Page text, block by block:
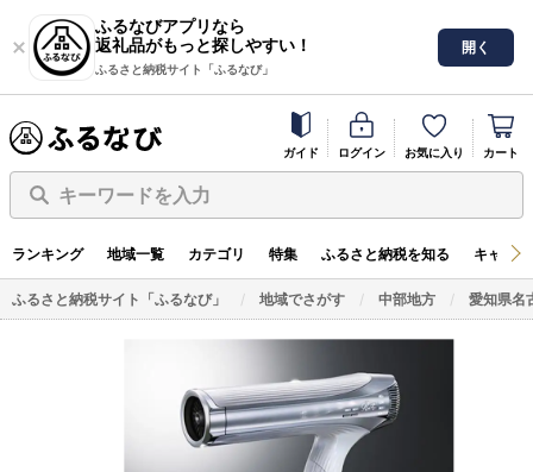
ふるなびアプリなら
返礼品がもっと探しやすい！
ふるさと納税サイト「ふるなび」
開く
ガイド ログイン お気に入り カート
キーワードを入力
ランキング 地域一覧 カテゴリ 特集 ふるさと納税を知る キャン
ふるさと納税サイト「ふるなび」 地域でさがす 中部地方 愛知県名